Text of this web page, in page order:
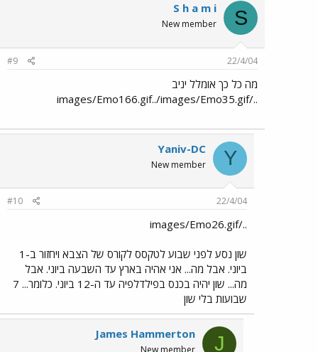
S
S h a m i
New member
22/4/04
#9
מה כל כך אומלל יניב
../images/Emo166.gif../images/Emo35.gif
Y
Yaniv-DC
New member
22/4/04
#10
../images/Emo26.gif
שון נסע לפני שבוע לטקסס לקורס של הצבא ויחזור ב-1
ביוני. אבל מה... אני אהיה בארץ עד השבעה ביוני. אבל
מה... שון יהיה בכנס בפילדלפיה עד ה-12 ביוני. כלומר... 7
שבועות בלי שון
J
James Hammerton
New member